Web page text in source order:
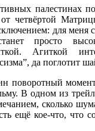
палестинах
от четвёртой
для меня
просто
Агиткой
да поглотит
поворотный
В одном из
сколько
ещё кое-что, что